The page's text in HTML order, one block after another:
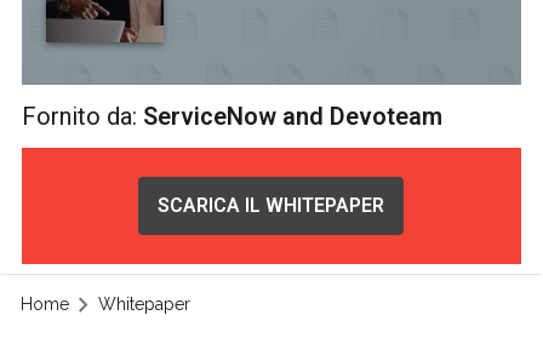
Fornito da: ServiceNow and Devoteam
SCARICA IL WHITEPAPER
Home Whitepaper